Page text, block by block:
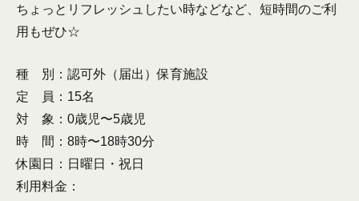
ちょっとリフレッシュしたい時などなど、短時間のご利
用もぜひ☆
種 別：認可外（届出）保育施設
定 員：15名
対 象：0歳児〜5歳児
時 間：8時〜18時30分
休園日：日曜日・祝日
利用料金：